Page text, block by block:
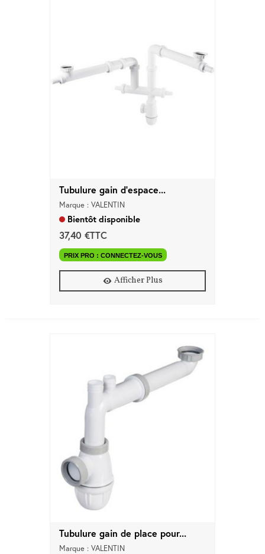
Tubulure gain d'espace...
Marque : VALENTIN
Bientôt disponible
37,40 €TTC
PRIX PRO : CONNECTEZ-VOUS
Afficher Plus
Tubulure gain de place pour...
Marque : VALENTIN